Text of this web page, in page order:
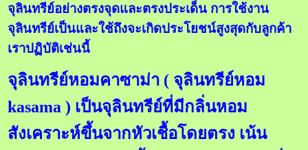
จุลินทรีย์อย่างตรงจุดและตรงประเด็น การใช้งาน
จุลินทรีย์เป็นและใช้ถึงจะเกิดประโยชน์สูงสุดกับลูกค้า
เราปฏิบัติเช่นนี้
จุลินทรีย์หอมคาซาม่า ( จุลินทรีย์หอม
kasama ) เป็นจุลินทรีย์ที่มีกลิ่นหอม
สังเคราะห์ขึ้นจากหัวเชื้อโดยตรง เน้น